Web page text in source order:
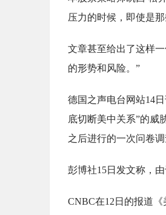
压力的时候，即使是
文章甚至给出了这样
的形势和风险。”
德国之声电台网站14
底切断美中关系”的威
之后进行的一次问卷
彭博社15日发文称，
CNBC在12日的报道